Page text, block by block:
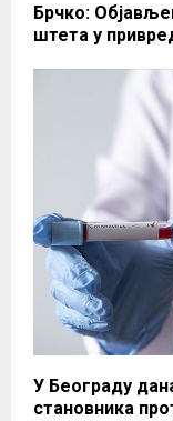
Брчко:
штета у
У Београду
становника